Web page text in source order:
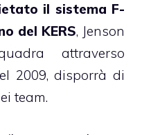
il sistema F-
del KERS, Jenson
attraverso
2009, disporrà di
team.